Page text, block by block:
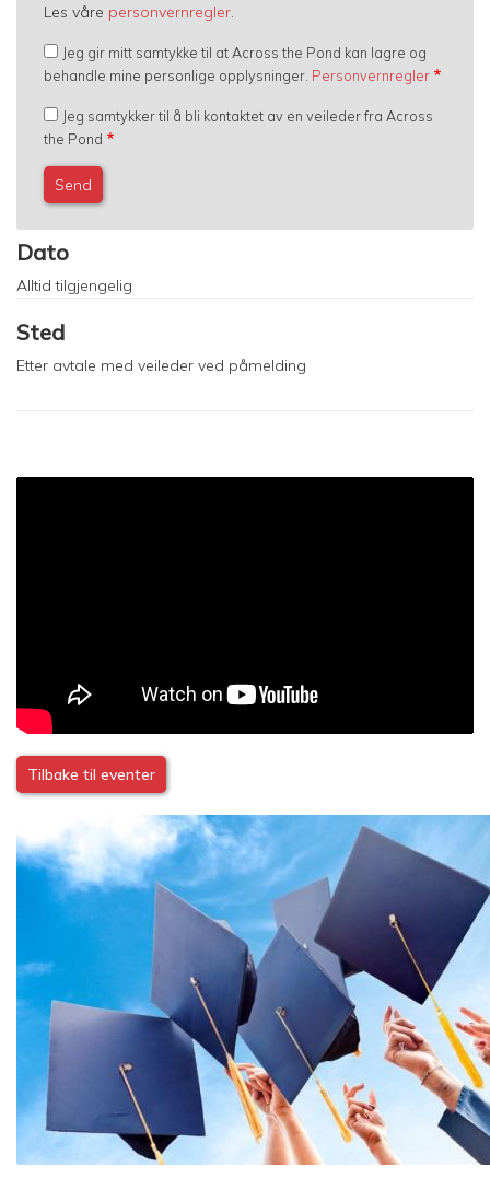
Les våre personvernregler.
Jeg gir mitt samtykke til at Across the Pond kan lagre og
behandle mine personlige opplysninger. Personvernregler
Jeg samtykker til å bli kontaktet av en veileder fra Across
the Pond
Dato
Alltid tilgjengelig
Sted
Etter avtale med veileder ved påmelding
Tilbake til eventer